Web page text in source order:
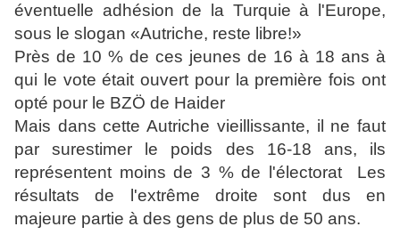
éventuelle adhésion de la Turquie à l'Europe,
sous le slogan «Autriche, reste libre!»
Près de 10 % de ces jeunes de 16 à 18 ans à
qui le vote était ouvert pour la première fois ont
opté pour le BZÖ de Haider
Mais dans cette Autriche vieillissante, il ne faut
par surestimer le poids des 16-18 ans, ils
représentent moins de 3 % de l'électorat Les
résultats de l'extrême droite sont dus en
majeure partie à des gens de plus de 50 ans.